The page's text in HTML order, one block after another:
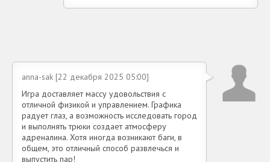
anna-sak [22 декабря 2025 05:00]
Игра доставляет массу удовольствия с
отличной физикой и управлением. Графика
радует глаз, а возможность исследовать город
и выполнять трюки создает атмосферу
адреналина. Хотя иногда возникают баги, в
общем, это отличный способ развлечься и
выпустить пар!